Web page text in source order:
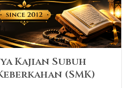
Kajian Subuh
(SMK)